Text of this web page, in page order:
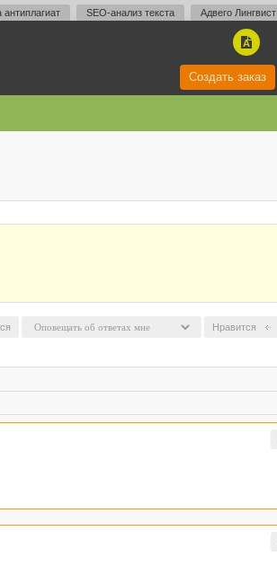
антиплагиат SEO-анализ текста Адвего Лингвист
A
Создать заказ
Нравится